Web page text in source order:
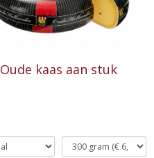
Oude kaas aan stuk